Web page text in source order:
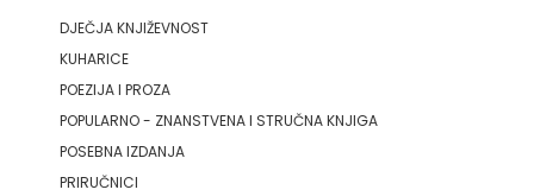
DJEČJA KNJIŽEVNOST
KUHARICE
POEZIJA I PROZA
POPULARNO - ZNANSTVENA I STRUČNA KNJIGA
POSEBNA IZDANJA
PRIRUČNICI